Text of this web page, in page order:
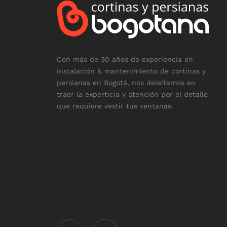
Con más de 30 años de experiencia en
instalación & mantenimiento de cortinas y
persianas en Bogotá, nos deleitamos en
traer la experticia y atención por el detalle
que requiere vestir tus ventanas.